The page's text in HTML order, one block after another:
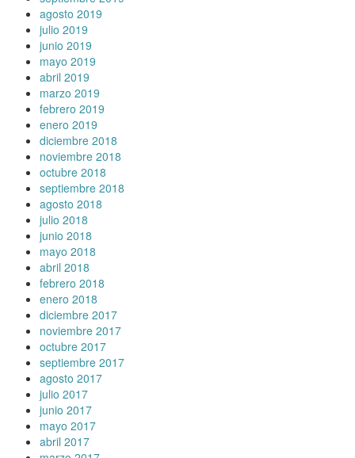
agosto 2019
julio 2019
junio 2019
mayo 2019
abril 2019
marzo 2019
febrero 2019
enero 2019
diciembre 2018
noviembre 2018
octubre 2018
septiembre 2018
agosto 2018
julio 2018
junio 2018
mayo 2018
abril 2018
febrero 2018
enero 2018
diciembre 2017
noviembre 2017
octubre 2017
septiembre 2017
agosto 2017
julio 2017
junio 2017
mayo 2017
abril 2017